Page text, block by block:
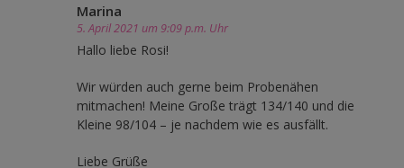
Marina
5. April 2021 um 9:09 p.m. Uhr
Hallo liebe Rosi!
Wir würden auch gerne beim Probenähen
mitmachen! Meine Große trägt 134/140 und die
Kleine 98/104 – je nachdem wie es ausfällt.
Liebe Grüße